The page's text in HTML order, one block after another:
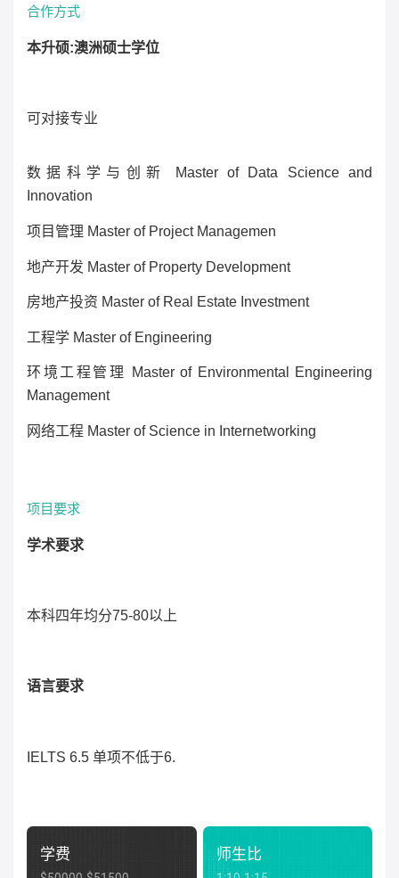
合作方式
本升硕:澳洲硕士学位
可对接专业
数据科学与创新
Master of Data Science and
Innovation
项目管理 Master of Project Managemen
地产开发 Master of Property Development
房地产投资 Master of Real Estate Investment
工程学 Master of Engineering
环境工程管理
Master of Environmental Engineering
Management
网络工程 Master of Science in Internetworking
项目要求
学术要求
本科四年均分75-80以上
语言要求
IELTS 6.5 单项不低于6.
学费 师生比